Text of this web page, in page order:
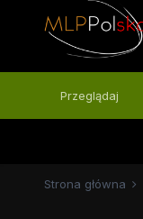
Przeglądaj
Strona główna